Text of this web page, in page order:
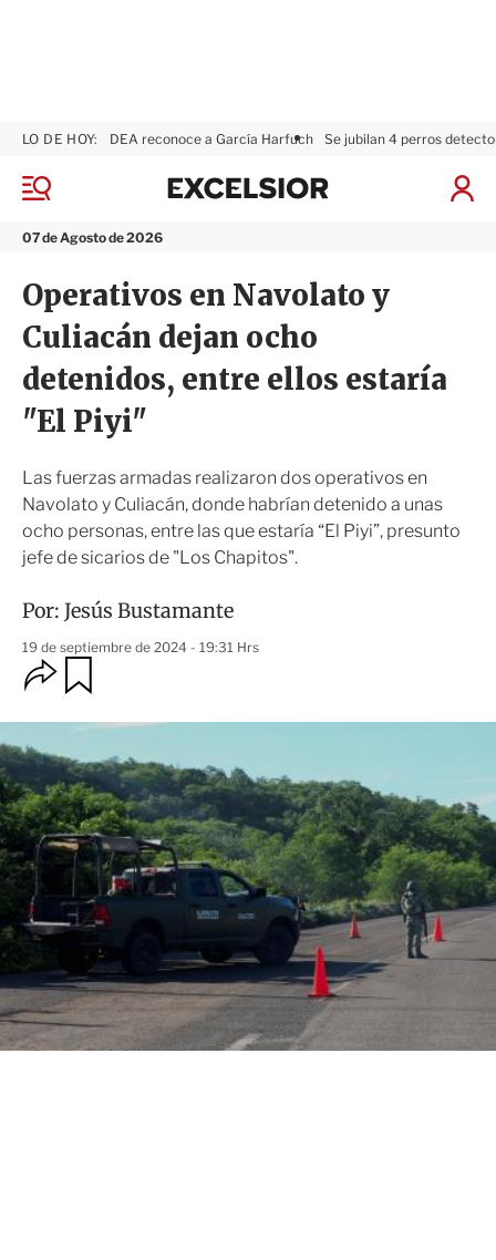
M
n
07 de Agosto de 2026
LO DE HOY: DEA reconoce a García Harfuch Se jubilan 4 perros
I
x
i
Operativos en Navolato y
Culiacán dejan ocho
detenidos, entre ellos estaría
"El Piyi"
Las fuerzas armadas realizaron dos operativos en
Navolato y Culiacán, donde habrían detenido a unas
ocho personas, entre las que estaría “El Piyi”, presunto
jefe de sicarios de "Los Chapitos".
Por: Jesús Bustamante
19 de septiembre de 2024 - 19:31 Hrs
O
p
i
o
n
e
s
d
e
o
m
p
r
t
i
r
a